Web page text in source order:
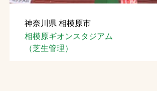
お問合せ
お取引先の皆様へ
神奈川県 相模原市
相模原ギオンスタジアム
（芝生管理）